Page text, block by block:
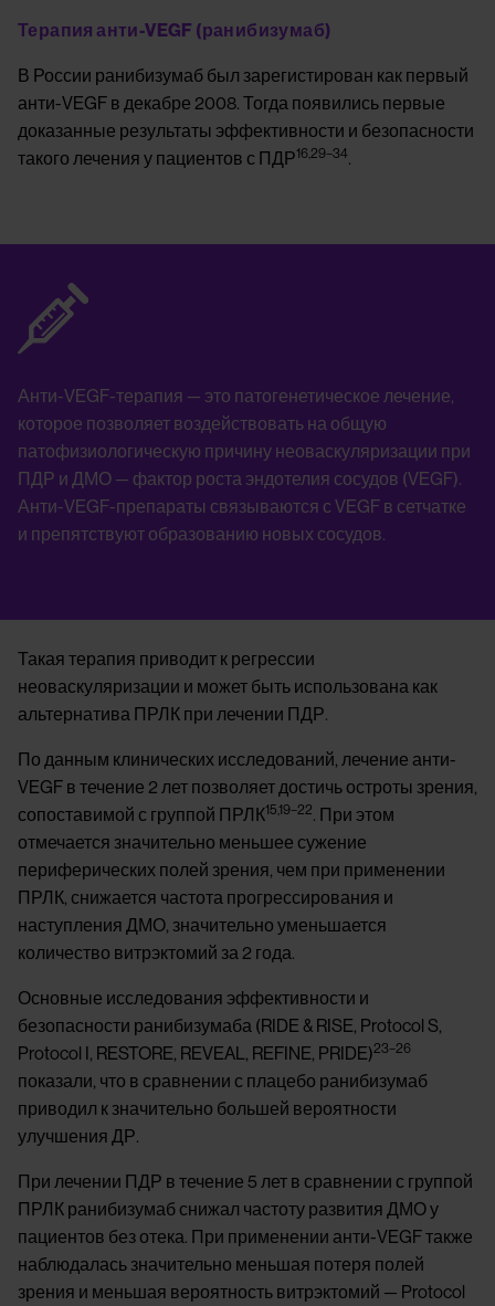
Терапия анти-VEGF (ранибизумаб)
В России ранибизумаб был зарегистирован как первый
анти-VEGF в декабре 2008. Тогда появились первые
доказанные результаты эффективности и безопасности
такого лечения у пациентов с ПДР16,29–34.
Анти-VEGF-терапия — это патогенетическое лечение,
которое позволяет воздействовать на общую
патофизиологическую причину неоваскуляризации при
ПДР и ДМО — фактор роста эндотелия сосудов (VEGF).
Анти-VEGF-препараты связываются с VEGF в сетчатке
и препятствуют образованию новых сосудов.
Такая терапия приводит к регрессии
неоваскуляризации и может быть использована как
альтернатива ПРЛК при лечении ПДР.
По данным клинических исследований, лечение анти-
VEGF в течение 2 лет позволяет достичь остроты зрения,
сопоставимой с группой ПРЛК15,19–22. При этом
отмечается значительно меньшее сужение
периферических полей зрения, чем при применении
ПРЛК, снижается частота прогрессирования и
наступления ДМО, значительно уменьшается
количество витрэктомий за 2 года.
Основные исследования эффективности и
безопасности ранибизумаба (RIDE & RISE, Protocol S,
Protocol I, RESTORE, REVEAL, REFINE, PRIDE)23–26
показали, что в сравнении с плацебо ранибизумаб
приводил к значительно большей вероятности
улучшения ДР.
При лечении ПДР в течение 5 лет в сравнении с группой
ПРЛК ранибизумаб снижал частоту развития ДМО у
пациентов без отека. При применении анти-VEGF также
наблюдалась значительно меньшая потеря полей
зрения и меньшая вероятность витрэктомий — Protocol